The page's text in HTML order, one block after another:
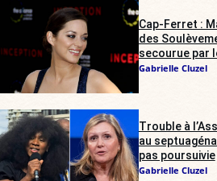
Cap-Ferret :
des
secourue par
Gabrielle Cluzel
Trouble à
au
pas poursuivie
Gabrielle Cluzel